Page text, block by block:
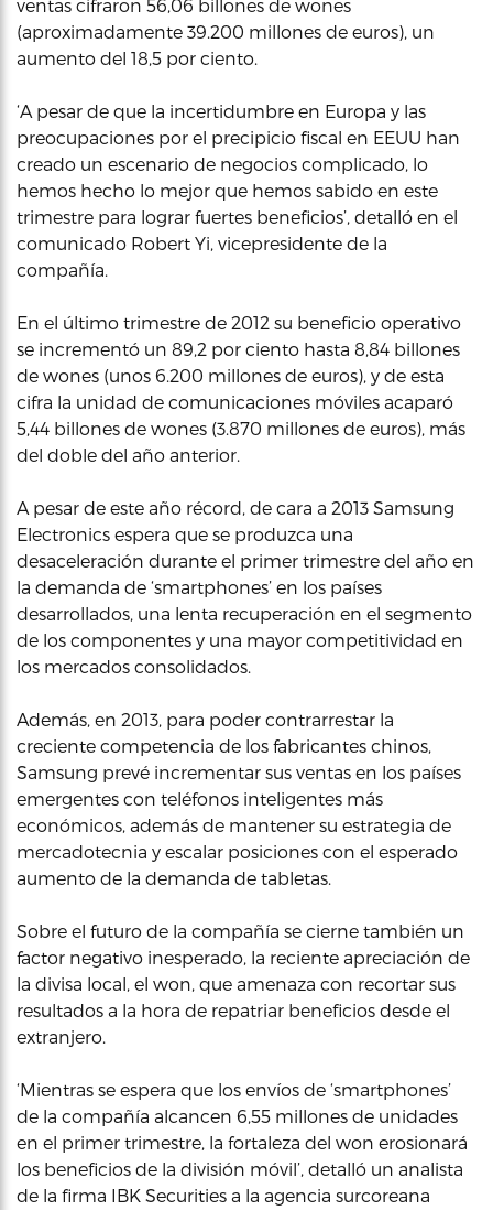
ventas cifraron 56,06 billones de wones
(aproximadamente 39.200 millones de euros), un
aumento del 18,5 por ciento.
‘A pesar de que la incertidumbre en Europa y las
preocupaciones por el precipicio fiscal en EEUU han
creado un escenario de negocios complicado, lo
hemos hecho lo mejor que hemos sabido en este
trimestre para lograr fuertes beneficios’, detalló en el
comunicado Robert Yi, vicepresidente de la
compañía.
En el último trimestre de 2012 su beneficio operativo
se incrementó un 89,2 por ciento hasta 8,84 billones
de wones (unos 6.200 millones de euros), y de esta
cifra la unidad de comunicaciones móviles acaparó
5,44 billones de wones (3.870 millones de euros), más
del doble del año anterior.
A pesar de este año récord, de cara a 2013 Samsung
Electronics espera que se produzca una
desaceleración durante el primer trimestre del año en
la demanda de ‘smartphones’ en los países
desarrollados, una lenta recuperación en el segmento
de los componentes y una mayor competitividad en
los mercados consolidados.
Además, en 2013, para poder contrarrestar la
creciente competencia de los fabricantes chinos,
Samsung prevé incrementar sus ventas en los países
emergentes con teléfonos inteligentes más
económicos, además de mantener su estrategia de
mercadotecnia y escalar posiciones con el esperado
aumento de la demanda de tabletas.
Sobre el futuro de la compañía se cierne también un
factor negativo inesperado, la reciente apreciación de
la divisa local, el won, que amenaza con recortar sus
resultados a la hora de repatriar beneficios desde el
extranjero.
‘Mientras se espera que los envíos de ‘smartphones’
de la compañía alcancen 6,55 millones de unidades
en el primer trimestre, la fortaleza del won erosionará
los beneficios de la división móvil’, detalló un analista
de la firma IBK Securities a la agencia surcoreana